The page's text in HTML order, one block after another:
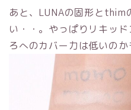
あと、LUNAの固形とthim
い・・。やっぱりリキッ
ろへのカバー力は低いのか